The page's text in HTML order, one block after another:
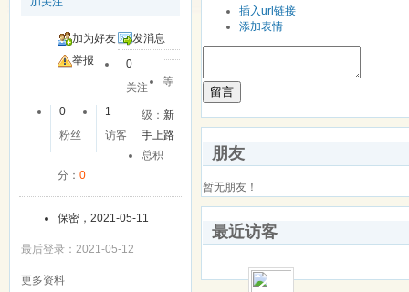
加为好友
发消息
举报
0
关注
0
粉丝
1
访客
等
级：新
手上路
总积
分： 0
保密，2021-05-11
最后登录：2021-05-12
更多资料
插入url链接
添加表情
留言
朋友
暂无朋友！
最近访客